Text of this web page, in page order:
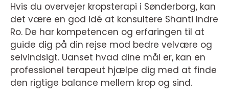
Hvis du overvejer kropsterapi i Sønderborg, kan
det være en god idé at konsultere Shanti Indre
Ro. De har kompetencen og erfaringen til at
guide dig på din rejse mod bedre velvære og
selvindsigt. Uanset hvad dine mål er, kan en
professionel terapeut hjælpe dig med at finde
den rigtige balance mellem krop og sind.